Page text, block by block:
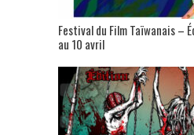
Festival du Film Taïwanais –
au 10 avril